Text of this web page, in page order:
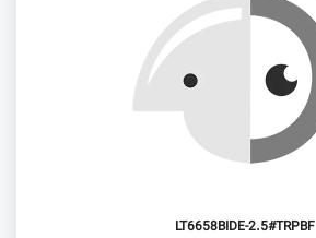
LT6658BIDE-2.5#TRPBF